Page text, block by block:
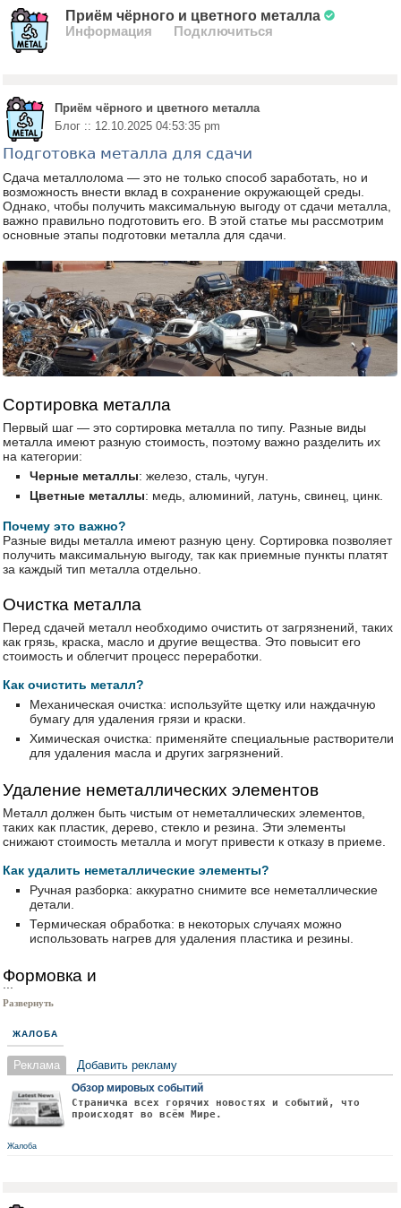
Приём чёрного и цветного металла
Информация
Подключиться
Приём чёрного и цветного металла
Блог :: 12.10.2025 04:53:35 pm
Подготовка металла для сдачи
Сдача металлолома — это не только способ заработать, но и
возможность внести вклад в сохранение окружающей среды.
Однако, чтобы получить максимальную выгоду от сдачи металла,
важно правильно подготовить его. В этой статье мы рассмотрим
основные этапы подготовки металла для сдачи.
Сортировка металла
Первый шаг — это сортировка металла по типу. Разные виды
металла имеют разную стоимость, поэтому важно разделить их
на категории:
Черные металлы: железо, сталь, чугун.
Цветные металлы: медь, алюминий, латунь, свинец, цинк.
Почему это важно?
Разные виды металла имеют разную цену. Сортировка позволяет
получить максимальную выгоду, так как приемные пункты платят
за каждый тип металла отдельно.
Очистка металла
Перед сдачей металл необходимо очистить от загрязнений, таких
как грязь, краска, масло и другие вещества. Это повысит его
стоимость и облегчит процесс переработки.
Как очистить металл?
Механическая очистка: используйте щетку или наждачную
бумагу для удаления грязи и краски.
Химическая очистка: применяйте специальные растворители
для удаления масла и других загрязнений.
Удаление неметаллических элементов
Металл должен быть чистым от неметаллических элементов,
таких как пластик, дерево, стекло и резина. Эти элементы
снижают стоимость металла и могут привести к отказу в приеме.
Как удалить неметаллические элементы?
Ручная разборка: аккуратно снимите все неметаллические
детали.
Термическая обработка: в некоторых случаях можно
использовать нагрев для удаления пластика и резины.
Формовка и
...
Развернуть
ЖАЛОБА
Реклама Добавить рекламу
Обзор мировых событий
Страничка всех горячих новостях и событий, что
происходят во всём Мире.
Жалоба